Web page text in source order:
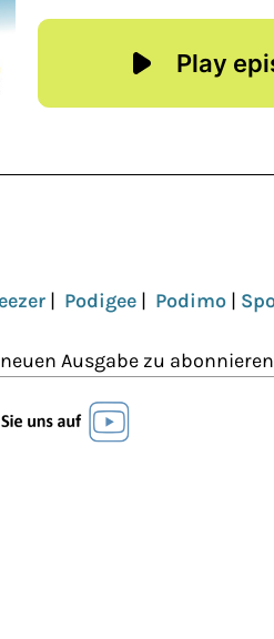
| Podigee | Podimo |
Ausgabe zu